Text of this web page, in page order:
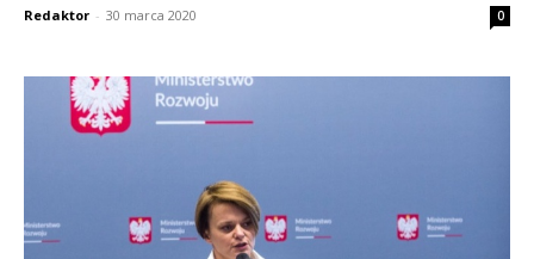
Redaktor - 30 marca 2020 0